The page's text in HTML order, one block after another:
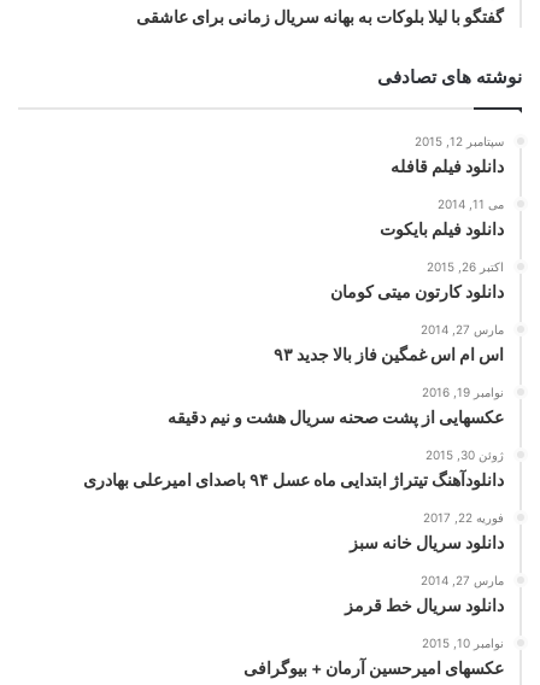
گفتگو با لیلا بلوکات به بهانه سریال زمانی برای عاشقی
نوشته های تصادفی
سپتامبر 12, 2015
دانلود فیلم قافله
می 11, 2014
دانلود فیلم بایکوت
اکتبر 26, 2015
دانلود کارتون میتی کومان
مارس 27, 2014
اس ام اس غمگین فاز بالا جدید ۹۳
نوامبر 19, 2016
عکسهایی از پشت صحنه سریال هشت و نیم دقیقه
ژوئن 30, 2015
دانلودآهنگ تیتراژ ابتدایی ماه عسل ۹۴ باصدای امیرعلی بهادری
فوریه 22, 2017
دانلود سریال خانه سبز
مارس 27, 2014
دانلود سریال خط قرمز
نوامبر 10, 2015
عکسهای امیرحسین آرمان + بیوگرافی